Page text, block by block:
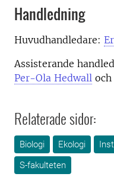
Handledning
Huvudhandledare:
Assisterande
Per-Ola Hedwall och
Relaterade sidor:
Biologi Ekologi
S-fakulteten